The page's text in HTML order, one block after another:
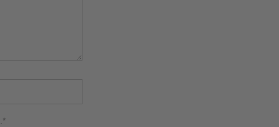
.*